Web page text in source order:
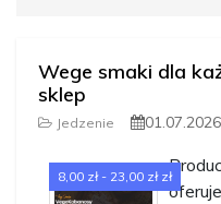
Wege smaki dla
sklep
Jedzenie 01.07.2026
8,00 zł - 23,00 zł zł